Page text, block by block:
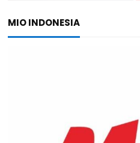
MIO INDONESIA